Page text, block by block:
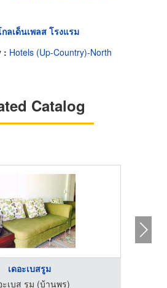
กลเด็นเพลส โรงแรม
: Hotels (Up-Country)-North
Catalog
เดอะเบสรูม
ะเบส รูม (บ้านพร)